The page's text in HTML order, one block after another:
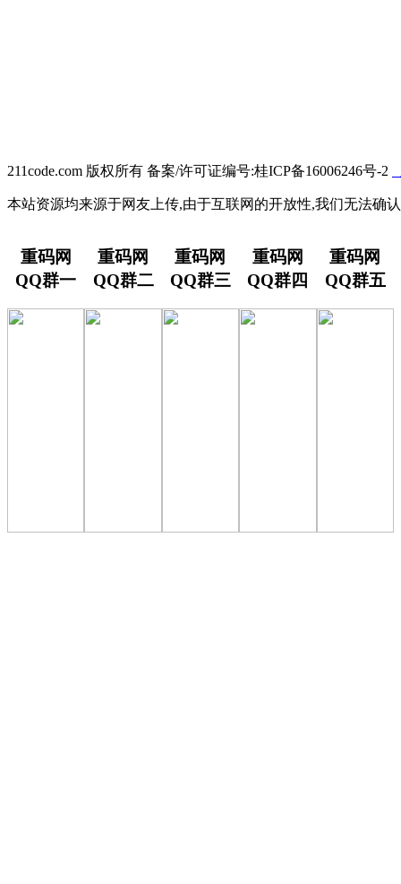
211code.com 版权所有 备案/许可证编号:桂ICP备16006246号-2
本站资源均来源于网友上传,由于互联网的开放性,我们无法确
重码网
QQ群一
重码网
QQ群二
重码网
QQ群三
重码网
QQ群四
重码网
QQ群五